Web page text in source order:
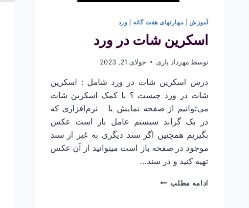
آموزش| مهارتهای هفت گانه ورد
اسکرین شات در ورد
توسط مهرداد یاری جولای 21, 2023
درس اسکرین شات در ورد شامل : اسکرین
شات در ورد چیست ؟ با کمک اسکرین شات
می‌توانیم از صفحه نمایش یا نرم‌افزاری که
در بک گراند سیستم عامل باز است عکس
بگیریم همچنین اگر سند دیگری به غیر از سند
موجود در صفحه باز است میتوانید از آن عکس
تهیه کنید و در سند…
ادامه مطلب اسکرین